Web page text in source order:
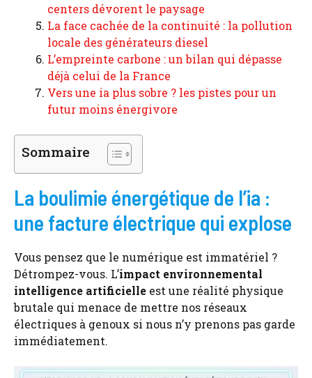
centers dévorent le paysage
La face cachée de la continuité : la pollution
locale des générateurs diesel
L’empreinte carbone : un bilan qui dépasse
déjà celui de la France
Vers une ia plus sobre ? les pistes pour un
futur moins énergivore
Sommaire
La boulimie énergétique de l’ia :
une facture électrique qui explose
Vous pensez que le numérique est immatériel ?
Détrompez-vous. L’impact environnemental
intelligence artificielle est une réalité physique
brutale qui menace de mettre nos réseaux
électriques à genoux si nous n’y prenons pas garde
immédiatement.